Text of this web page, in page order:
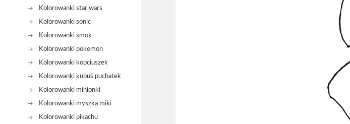
Kolorowanki star wars
Kolorowanki sonic
Kolorowanki smok
Kolorowanki pokemon
Kolorowanki kopciuszek
Kolorowanki kubuś puchatek
Kolorowanki minionki
Kolorowanki myszka miki
Kolorowanki pikachu